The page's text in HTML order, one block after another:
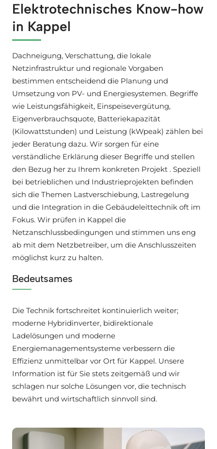
Elektrotechnisches Know-how
in Kappel
Dachneigung, Verschattung, die lokale
Netzinfrastruktur und regionale Vorgaben
bestimmen entscheidend die Planung und
Umsetzung von PV- und Energiesystemen. Begriffe
wie Leistungsfähigkeit, Einspeisevergütung,
Eigenverbrauchsquote, Batteriekapazität
(Kilowattstunden) und Leistung (kWpeak) zählen bei
jeder Beratung dazu. Wir sorgen für eine
verständliche Erklärung dieser Begriffe und stellen
den Bezug her zu Ihrem konkreten Projekt . Speziell
bei betrieblichen und Industrieprojekten befinden
sich die Themen Lastverschiebung, Lastregelung
und die Integration in die Gebäudeleittechnik oft im
Fokus. Wir prüfen in Kappel die
Netzanschlussbedingungen und stimmen uns eng
ab mit dem Netzbetreiber, um die Anschlusszeiten
möglichst kurz zu halten.
Bedeutsames
Die Technik fortschreitet kontinuierlich weiter;
moderne Hybridinverter, bidirektionale
Ladelösungen und moderne
Energiemanagementsysteme verbessern die
Effizienz unmittelbar vor Ort für Kappel. Unsere
Information ist für Sie stets zeitgemäß und wir
schlagen nur solche Lösungen vor, die technisch
bewährt und wirtschaftlich sinnvoll sind.